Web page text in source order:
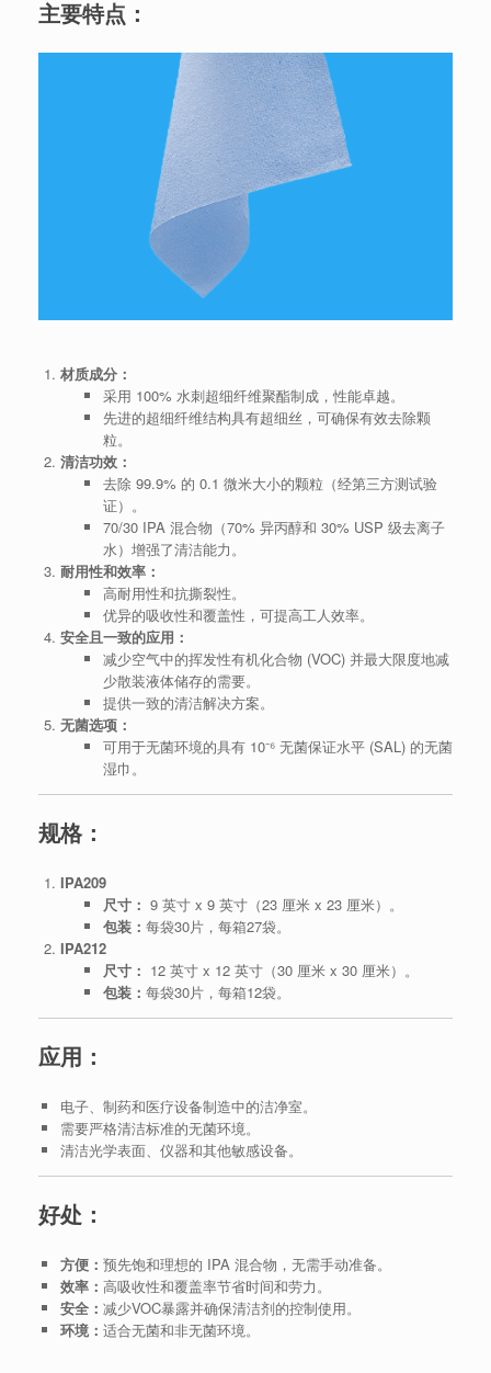
主要特点：
材质成分：
采用 100% 水刺超细纤维聚酯制成，性能卓越。
先进的超细纤维结构具有超细丝，可确保有效去除颗
粒。
清洁功效：
去除 99.9% 的 0.1 微米大小的颗粒（经第三方测试验
证）。
70/30 IPA 混合物（70% 异丙醇和 30% USP 级去离子
水）增强了清洁能力。
耐用性和效率：
高耐用性和抗撕裂性。
优异的吸收性和覆盖性，可提高工人效率。
安全且一致的应用：
减少空气中的挥发性有机化合物 (VOC) 并最大限度地减
少散装液体储存的需要。
提供一致的清洁解决方案。
无菌选项：
可用于无菌环境的具有 10⁻⁶ 无菌保证水平 (SAL) 的无菌
湿巾。
规格：
IPA209
尺寸： 9 英寸 x 9 英寸（23 厘米 x 23 厘米）。
包装： 每袋30片，每箱27袋。
IPA212
尺寸： 12 英寸 x 12 英寸（30 厘米 x 30 厘米）。
包装： 每袋30片，每箱12袋。
应用：
电子、制药和医疗设备制造中的洁净室。
需要严格清洁标准的无菌环境。
清洁光学表面、仪器和其他敏感设备。
好处：
方便： 预先饱和理想的 IPA 混合物，无需手动准备。
效率： 高吸收性和覆盖率节省时间和劳力。
安全： 减少VOC暴露并确保清洁剂的控制使用。
环境： 适合无菌和非无菌环境。